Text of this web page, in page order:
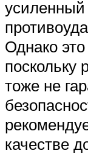
Однако
поскольку
тоже не
качестве